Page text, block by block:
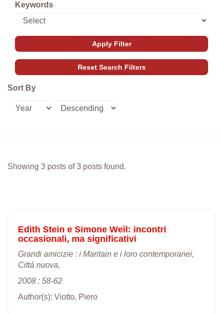
Keywords
Sort By
Showing 3 posts of 3 posts found.
Edith Stein e Simone Weìl: incontri
occasionali, ma significativi
Grandi amicizie : i Maritain e i loro contemporanei,
Città nuova,
2008 : 58-62
Author(s): Viotto, Piero